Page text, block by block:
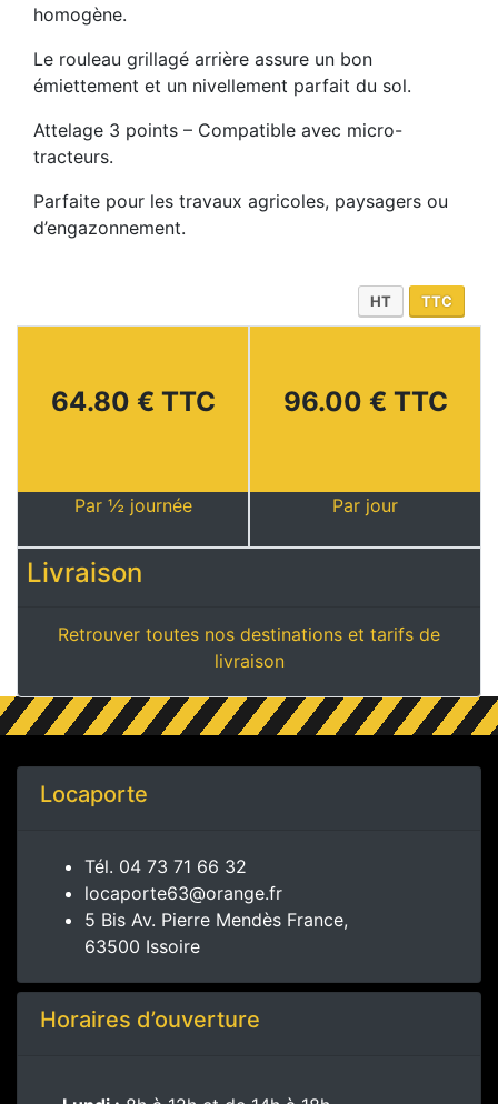
homogène.
Le rouleau grillagé arrière assure un bon
émiettement et un nivellement parfait du sol.
Attelage 3 points – Compatible avec micro-
tracteurs.
Parfaite pour les travaux agricoles, paysagers ou
d’engazonnement.
HT TTC
64.80 € TTC
Par ½ journée
96.00 € TTC
Par jour
Livraison
Retrouver toutes nos destinations et tarifs de
livraison
Locaporte
Tél. 04 73 71 66 32
locaporte63@orange.fr
5 Bis Av. Pierre Mendès France,
63500 Issoire
Horaires d’ouverture